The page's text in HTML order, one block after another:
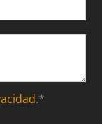
.*